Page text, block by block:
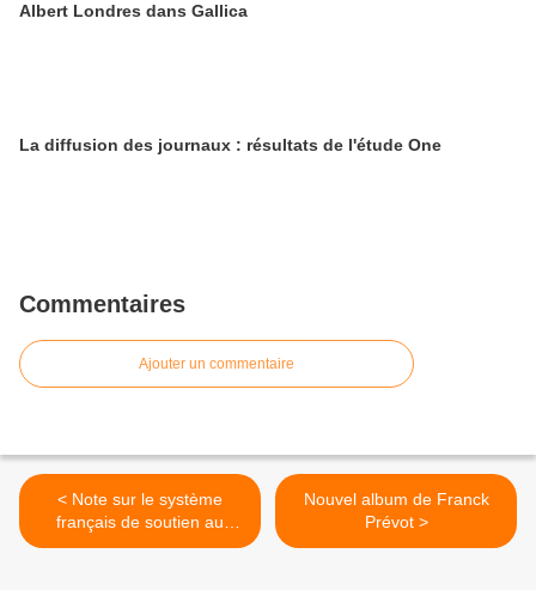
Albert Londres dans Gallica
La diffusion des journaux : résultats de l'étude One
Commentaires
Ajouter un commentaire
< Note sur le système
français de soutien au
cinéma
Nouvel album de Franck
Prévot >